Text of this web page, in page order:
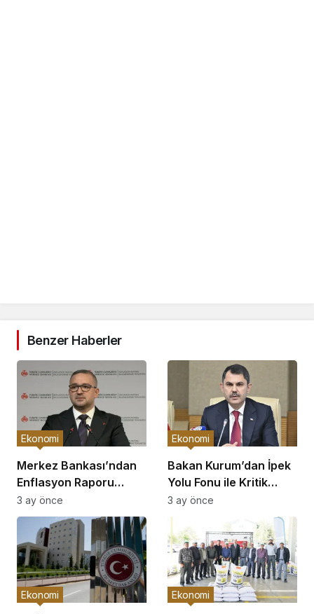
Benzer Haberler
Merkez Bankası’ndan
Enflasyon Raporu
Açıklaması
Ekonomi
3 ay önce
Bakan Kurum’dan İpek
Yolu Fonu ile Kritik
Görüşme
Ekonomi
3 ay önce
Ekonomi Ekonomi